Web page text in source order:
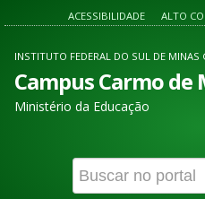
ACESSIBILIDADE ALTO
INSTITUTO FEDERAL DO SUL DE MINAS
Campus Carmo de
Ministério da Educação